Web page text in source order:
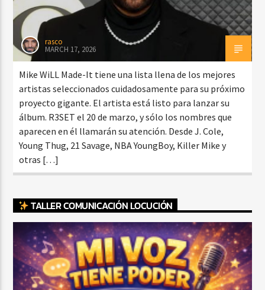
rasco
MARCH 17, 2026
Mike WiLL Made-It tiene una lista llena de los mejores
artistas seleccionados cuidadosamente para su próximo
proyecto gigante. El artista está listo para lanzar su
álbum. R3SET el 20 de marzo, y sólo los nombres que
aparecen en él llamarán su atención. Desde J. Cole,
Young Thug, 21 Savage, NBA YoungBoy, Killer Mike y
otras […]
TALLER COMUNICACIÓN LOCUCIÓN